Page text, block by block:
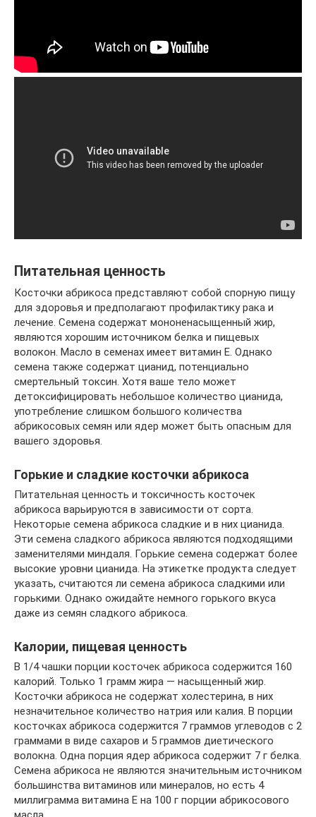
Питательная ценность
Косточки абрикоса представляют собой спорную пищу
для здоровья и предполагают профилактику рака и
лечение. Семена содержат мононенасыщенный жир,
являются хорошим источником белка и пищевых
волокон. Масло в семенах имеет витамин Е. Однако
семена также содержат цианид, потенциально
смертельный токсин. Хотя ваше тело может
детоксифицировать небольшое количество цианида,
употребление слишком большого количества
абрикосовых семян или ядер может быть опасным для
вашего здоровья.
Горькие и сладкие косточки абрикоса
Питательная ценность и токсичность косточек
абрикоса варьируются в зависимости от сорта.
Некоторые семена абрикоса сладкие и в них цианида.
Эти семена сладкого абрикоса являются подходящими
заменителями миндаля. Горькие семена содержат более
высокие уровни цианида. На этикетке продукта следует
указать, считаются ли семена абрикоса сладкими или
горькими. Однако ожидайте немного горького вкуса
даже из семян сладкого абрикоса.
Калории, пищевая ценность
В 1/4 чашки порции косточек абрикоса содержится 160
калорий. Только 1 грамм жира — насыщенный жир.
Косточки абрикоса не содержат холестерина, в них
незначительное количество натрия или калия. В порции
косточках абрикоса содержится 7 граммов углеводов с 2
граммами в виде сахаров и 5 граммов диетического
волокна. Одна порция ядер абрикоса содержит 7 г белка.
Семена абрикоса не являются значительным источником
большинства витаминов или минералов, но есть 4
миллиграмма витамина Е на 100 г порции абрикосового